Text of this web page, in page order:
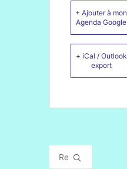
+ Ajouter à mon
Agenda Google
+ iCal / Outlook
export